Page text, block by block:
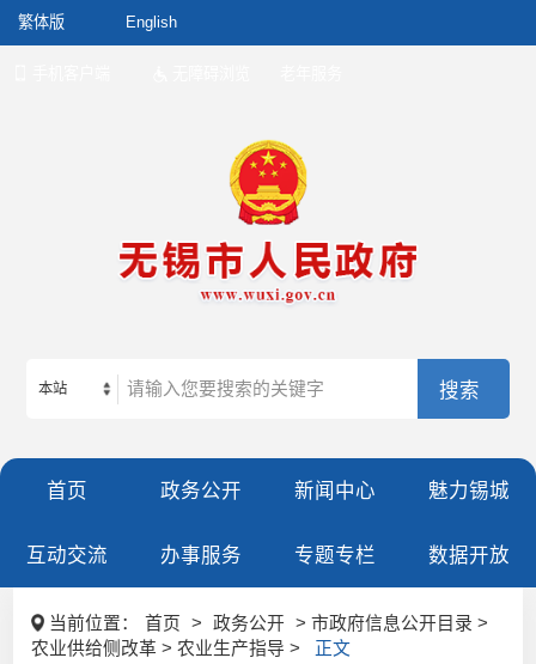
繁体版 English
本站
首页 政务公开 新闻中心 魅力锡城
互动交流 办事服务 专题专栏 数据开放
当前位置： 首页 > 政务公开
> 市政府信息公开目录 >
农业供给侧改革 > 农业生产指导 >
正文